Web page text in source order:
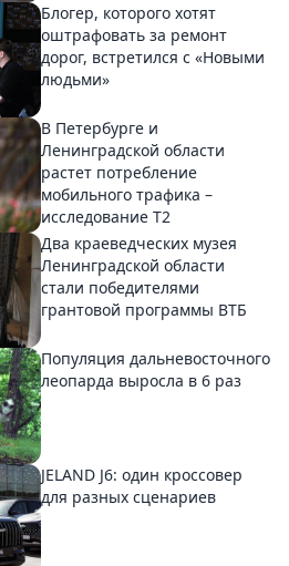
Блогер, которого хотят
оштрафовать за ремонт
дорог, встретился с «Новыми
людьми»
В Петербурге и
Ленинградской области
растет потребление
мобильного трафика –
исследование T2
Два краеведческих музея
Ленинградской области
стали победителями
грантовой программы ВТБ
Популяция дальневосточного
леопарда выросла в 6 раз
JELAND J6: один кроссовер
для разных сценариев